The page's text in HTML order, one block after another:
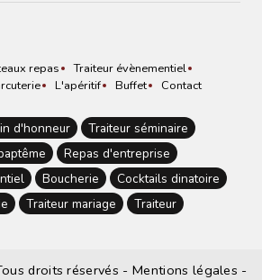
repas
Traiteur évènementiel
L'apéritif Buffet Contact
d'honneur
Traiteur séminaire
Repas d'entreprise
Boucherie
Cocktails dinatoire
Traiteur mariage Traiteur
droits réservés - Mentions légales -